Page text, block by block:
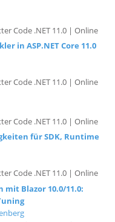
in ASP.NET Core 11.0
für SDK, Runtime
Blazor 10.0/11.0:
16:30| BASTA! Herbst 2026